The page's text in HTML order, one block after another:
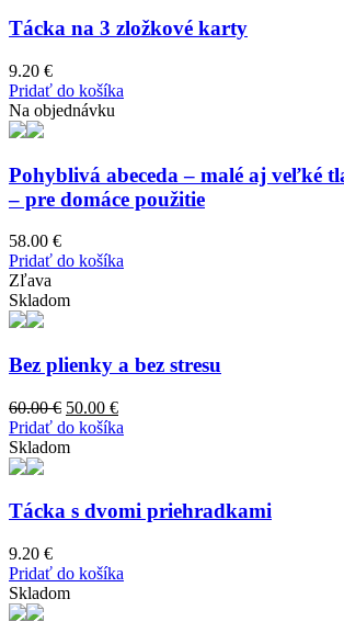
product
Tácka na 3 zložkové karty
9.20 €
Pridať do košíka
Na objednávku
Pohyblivá abeceda – malé aj veľké
– pre domáce použitie
58.00 €
Pridať do košíka
Zľava
Skladom
Bez plienky a bez stresu
60.00€ Original
price
was:
50.00 €Current
price
Pridať do košíka
Skladom
Tácka s dvomi priehradkami
9.20 €
Pridať do košíka
Skladom